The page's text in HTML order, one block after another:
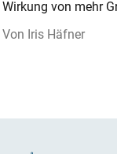
Wirkung von mehr
Iris Häfner